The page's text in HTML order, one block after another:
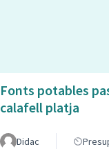
Fonts potables
calafell platja
Didac